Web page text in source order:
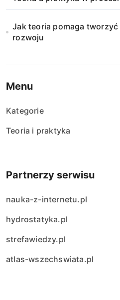
Jak teoria pomaga
rozwoju
Menu
Kategorie
Teoria i praktyka
Partnerzy serwisu
nauka-z-internetu.pl
hydrostatyka.pl
strefawiedzy.pl
atlas-wszechswiata.pl